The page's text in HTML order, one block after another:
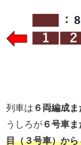
列車は ６両編成
うしろが６号車
目（３号車）か